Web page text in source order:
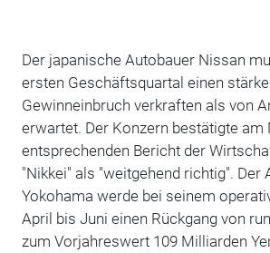
Der japanische Autobauer Nissan
ersten Geschäftsquartal einen
Gewinneinbruch verkraften als von
erwartet. Der Konzern bestätigte am
entsprechenden Bericht der
"Nikkei" als "weitgehend richtig". Der
Yokohama werde bei seinem
April bis Juni einen Rückgang von
zum Vorjahreswert 109 Milliarden